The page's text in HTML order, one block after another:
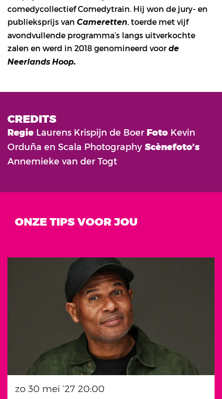
comedycollectief Comedytrain. Hij won de jury- en
publieksprijs van Cameretten, toerde met vijf
avondvullende programma’s langs uitverkochte
zalen en werd in 2018 genomineerd voorde
Neerlands Hoop.
CREDITS
Regie Laurens Krispijn de Boer Foto Kevin
Orduña en Scala Photography Scènefoto’s
Annemieke van der Togt
ONZE TIPS VOOR JOU
zo 30 mei ’27 20:00